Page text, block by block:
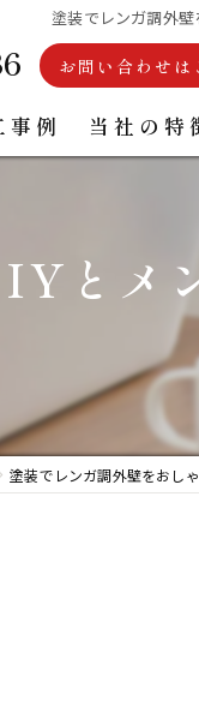
塗装でレンガ調外
お問い合わせは
事例 当社の特
屋根塗装
雨樋
リフォーム
とメ
塗装でレンガ調外壁をおし